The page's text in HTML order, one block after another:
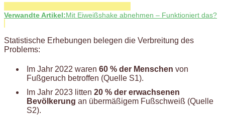
Verwandte Artikel:Mit Eiweißshake abnehmen – Funktioniert das?
Statistische Erhebungen belegen die Verbreitung des
Problems:
Im Jahr 2022 waren 60 % der Menschen von
Fußgeruch betroffen (Quelle S1).
Im Jahr 2023 litten 20 % der erwachsenen
Bevölkerung an übermäßigem Fußschweiß (Quelle
S2).